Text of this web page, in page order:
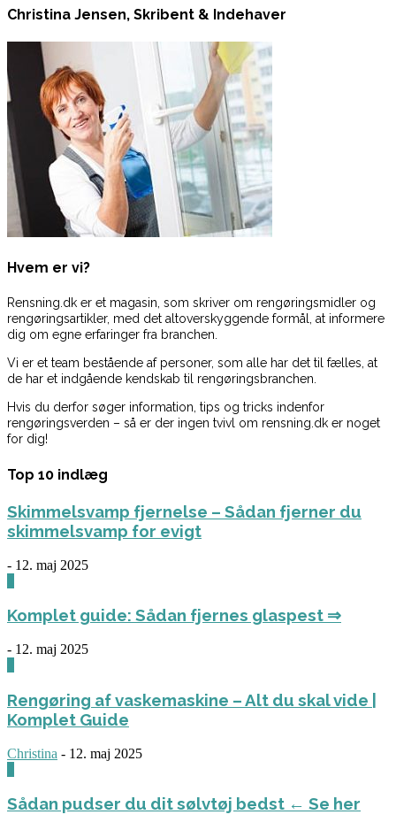
Christina Jensen, Skribent & Indehaver
Hvem er vi?
Rensning.dk er et magasin, som skriver om rengøringsmidler og
rengøringsartikler, med det altoverskyggende formål, at informere
dig om egne erfaringer fra branchen.
Vi er et team bestående af personer, som alle har det til fælles, at
de har et indgående kendskab til rengøringsbranchen.
Hvis du derfor søger information, tips og tricks indenfor
rengøringsverden – så er der ingen tvivl om rensning.dk er noget
for dig!
Top 10 indlæg
Skimmelsvamp fjernelse – Sådan fjerner du
skimmelsvamp for evigt
- 12. maj 2025
Komplet guide: Sådan fjernes glaspest ⇒
- 12. maj 2025
Rengøring af vaskemaskine – Alt du skal vide |
Komplet Guide
Christina - 12. maj 2025
Sådan pudser du dit sølvtøj bedst ← Se her